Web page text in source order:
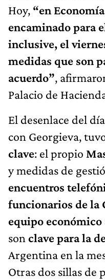
Hoy, “en
encaminado para
inclusive, el
medidas que son
acuerdo”,
Palacio de
El desenlace del
con Georgieva,
clave: el propio
y medidas de
encuentros
funcionarios de la
equipo económico
son clave para la
Argentina en la
Otras dos sillas de